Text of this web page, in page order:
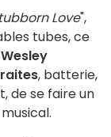
Love",
tubes, ce
Wesley
, batterie,
de se faire un